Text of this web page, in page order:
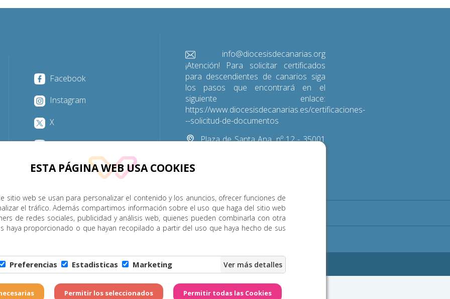
ESTA PÁGINA WEB USA COOKIES
sitio web se usan para personalizar el contenido y los anuncios, ofrecer funciones de
el tráfico. Además compartimos información sobre el uso que haga del sitio web
de redes sociales, publicidad y análisis web, quienes pueden combinarla con otra
haya proporcionado o que hayan recopilado a partir del uso que haya hecho de sus
Preferencias Estadisticas Marketing
Facebook
Instagram
X
YouTube
info@diocesisdecanarias.org
¡Atención! Para solicitar certificados
para descendientes de canarios siga
los pasos que encontrará en el
siguiente enlace:
https://www.diocesisdecanarias.es/certificaciones-
--solicitud-de-documentos
Plaza de Santa Ana, nº 12 - 35001
P. Menor Cumplimiento Transparencia Horarios de misa Noticias Contacto
- Diócesis de Canarias. Todos los derechos reservados Página realizada por Web Las Palmas